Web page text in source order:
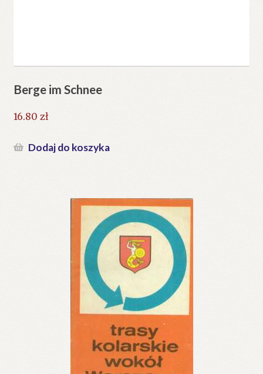
Berge im Schnee
16.80 zł
Dodaj do koszyka